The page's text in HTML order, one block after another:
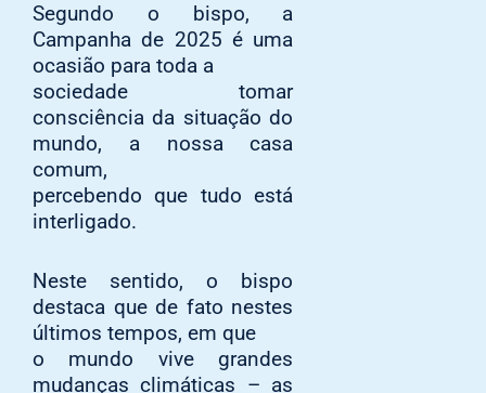
Segundo o bispo, a
Campanha de 2025 é uma
ocasião para toda a
sociedade tomar
consciência da situação do
mundo, a nossa casa
comum,
percebendo que tudo está
interligado.
Neste sentido, o bispo
destaca que de fato nestes
últimos tempos, em que
o mundo vive grandes
mudanças climáticas – as